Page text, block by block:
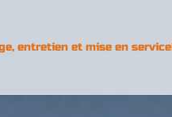
entretien et mise en service